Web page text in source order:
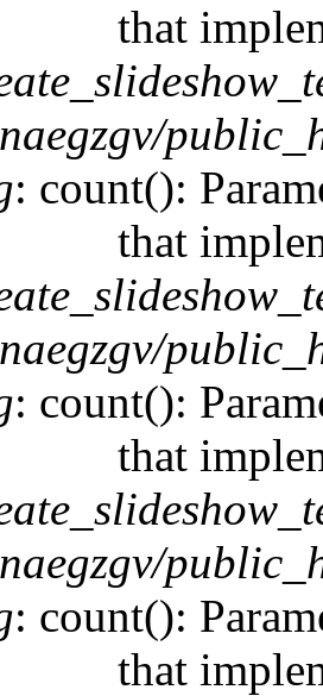
that
: count():
that
: count():
that
: count():
that